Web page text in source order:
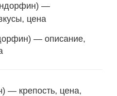
— описание,